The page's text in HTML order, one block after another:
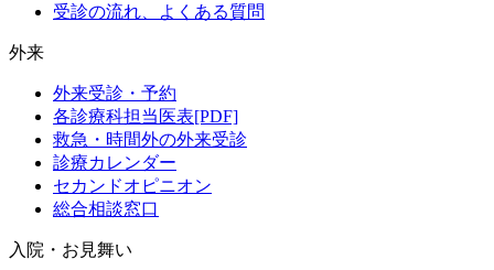
受診の流れ、よくある質問
外来
外来受診・予約
各診療科担当医表[PDF]
救急・時間外の外来受診
診療カレンダー
セカンドオピニオン
総合相談窓口
入院・お見舞い